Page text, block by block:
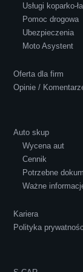
Polecam S-
Usługi koparko-
Pomoc drogowa
Ubezpieczenia
Moto Asystent
Oferta dla firm
Opinie /
Auto skup
Wycena aut
Cennik
Potrzebne
Ważne
Kariera
Polityka